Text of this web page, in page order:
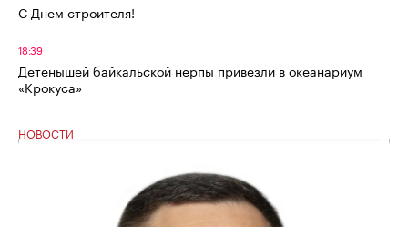
С Днем строителя!
18:39
Детенышей байкальской нерпы привезли в океанариум
«Крокуса»
НОВОСТИ